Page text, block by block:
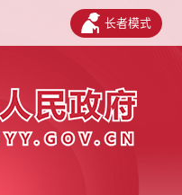
长者模式